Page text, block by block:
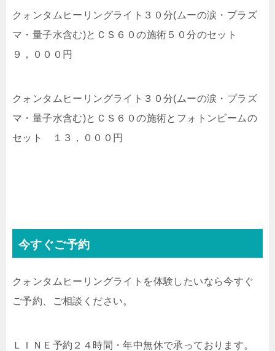
クォンタムヒーリングライト３０分(ムーの涙・プラズ
マ・量子水含む)と ＣＳ６０の施術５０分のセット
９，０００円
クォンタムヒーリングライト３０分(ムーの涙・プラズ
マ・量子水含む)と ＣＳ６０の施術とフォトンビームの
セット １３，０００円
今すぐご予約
クォンタムヒーリングライトを体験したいなら今すぐ
ご予約、ご相談ください。
ＬＩＮＥ予約２４時間・年中無休で承っております。